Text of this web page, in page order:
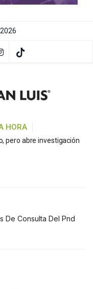
HORA
pero abre investigación
De Consulta Del Pnd